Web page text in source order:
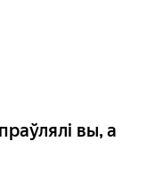
вы, а